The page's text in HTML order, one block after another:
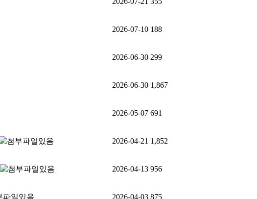
2026-07-10 188
2026-06-30 299
2026-06-30 1,867
2026-05-07 691
2026-04-21 1,852
2026-04-13 956
2026-04-03 875